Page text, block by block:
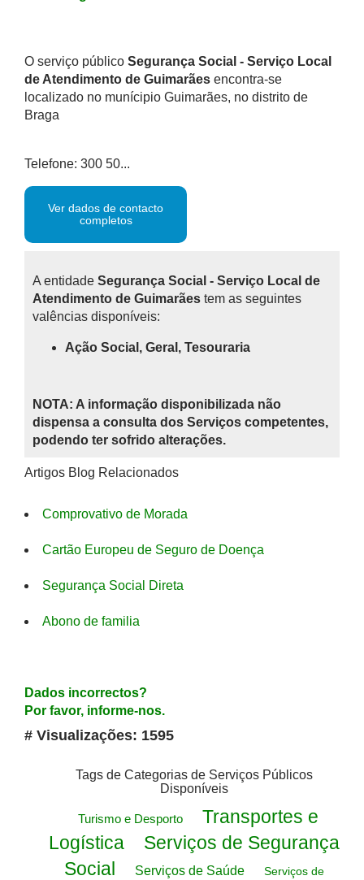
O serviço público Segurança Social - Serviço Local
de Atendimento de Guimarães encontra-se
localizado no munícipio Guimarães, no distrito de
Braga
Telefone: 300 50...
Ver dados de contacto
completos
A entidade Segurança Social - Serviço Local de
Atendimento de Guimarães tem as seguintes
valências disponíveis:
Ação Social, Geral, Tesouraria
NOTA: A informação disponibilizada não
dispensa a consulta dos Serviços competentes,
podendo ter sofrido alterações.
Artigos Blog Relacionados
Comprovativo de Morada
Cartão Europeu de Seguro de Doença
Segurança Social Direta
Abono de familia
Dados incorrectos?
Por favor, informe-nos.
# Visualizações: 1595
Tags de Categorias de Serviços Públicos
Disponíveis
Turismo e Desporto
Transportes e
Logística
Serviços de Segurança
Social
Serviços de Saúde
Serviços de